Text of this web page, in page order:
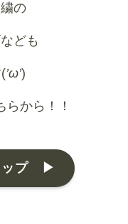
の
ども
’ω’)
から！！
ップ ▶